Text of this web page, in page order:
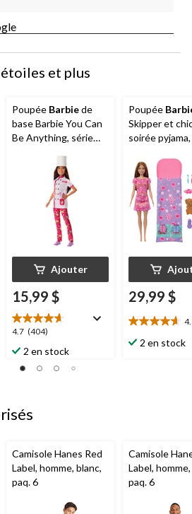
et plus
Poupée Barbiede
base Barbie You Can
Be Anything, série
ans et plus
Ajouter
15,99 $
4.7 (404)
4.7
étoile(s)
sur
5.
2 en stock
Poupée
Skipper et
soirée
29,99 $
4.6
étoile(s)
2 en stock
Camisole Hanes Red
Label, homme, blanc,
paq. 6
Camisole
Label,
paq. 6